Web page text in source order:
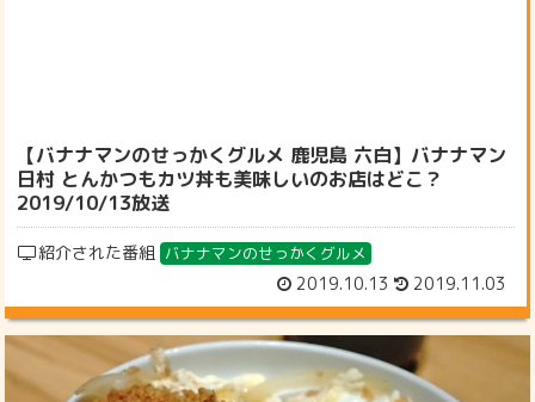
【バナナマンのせっかくグルメ 鹿児島 六白】バナナマン
日村 とんかつもカツ丼も美味しいのお店はどこ？
2019/10/13放送
紹介された番組 バナナマンのせっかくグルメ
2019.10.13 2019.11.03